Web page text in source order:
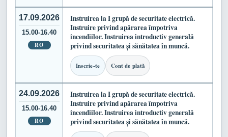
17.09.2026
15.00-16.40
RO
Instruirea la I grupă de securitate electrică.
Instruire privind apărarea împotriva
incendiilor. Instruirea introductiv generală
privind securitatea și sănătatea în muncă.
Inscrie-te Cont de plată
24.09.2026
15.00-16.40
RO
Instruirea la I grupă de securitate electrică.
Instruire privind apărarea împotriva
incendiilor. Instruirea introductiv generală
privind securitatea și sănătatea în muncă.